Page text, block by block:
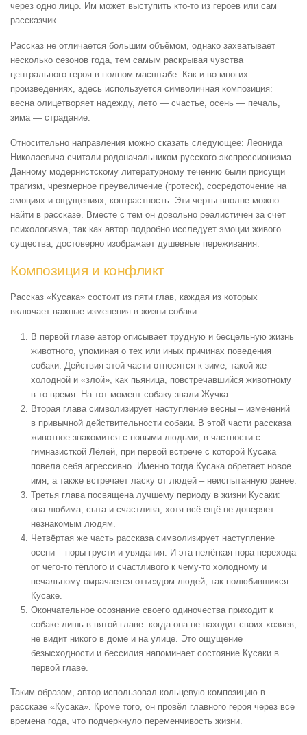
через одно лицо. Им может выступить кто-то из героев или сам
рассказчик.
Рассказ не отличается большим объёмом, однако захватывает
несколько сезонов года, тем самым раскрывая чувства
центрального героя в полном масштабе. Как и во многих
произведениях, здесь используется символичная композиция:
весна олицетворяет надежду, лето — счастье, осень — печаль,
зима — страдание.
Относительно направления можно сказать следующее: Леонида
Николаевича считали родоначальником русского экспрессионизма.
Данному модернистскому литературному течению были присущи
трагизм, чрезмерное преувеличение (гротеск), сосредоточение на
эмоциях и ощущениях, контрастность. Эти черты вполне можно
найти в рассказе. Вместе с тем он довольно реалистичен за счет
психологизма, так как автор подробно исследует эмоции живого
существа, достоверно изображает душевные переживания.
Композиция и конфликт
Рассказ «Кусака» состоит из пяти глав, каждая из которых
включает важные изменения в жизни собаки.
В первой главе автор описывает трудную и бесцельную жизнь
животного, упоминая о тех или иных причинах поведения
собаки. Действия этой части относятся к зиме, такой же
холодной и «злой», как пьяница, повстречавшийся животному
в то время. На тот момент собаку звали Жучка.
Вторая глава символизирует наступление весны – изменений
в привычной действительности собаки. В этой части рассказа
животное знакомится с новыми людьми, в частности с
гимназисткой Лёлей, при первой встрече с которой Кусака
повела себя агрессивно. Именно тогда Кусака обретает новое
имя, а также встречает ласку от людей – неиспытанную ранее.
Третья глава посвящена лучшему периоду в жизни Кусаки:
она любима, сыта и счастлива, хотя всё ещё не доверяет
незнакомым людям.
Четвёртая же часть рассказа символизирует наступление
осени – поры грусти и увядания. И эта нелёгкая пора перехода
от чего-то тёплого и счастливого к чему-то холодному и
печальному омрачается отъездом людей, так полюбившихся
Кусаке.
Окончательное осознание своего одиночества приходит к
собаке лишь в пятой главе: когда она не находит своих хозяев,
не видит никого в доме и на улице. Это ощущение
безысходности и бессилия напоминает состояние Кусаки в
первой главе.
Таким образом, автор использовал кольцевую композицию в
рассказе «Кусака». Кроме того, он провёл главного героя через все
времена года, что подчеркнуло переменчивость жизни.